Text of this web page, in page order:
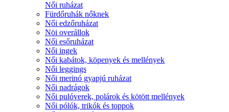
Női ruházat
Fürdőruhák nőknek
Női edzőruházat
Nöi overállok
Női esőruházat
Női ingek
Női kabátok, köpenyek és mellények
Női leggings
Női merinó gyapjú ruházat
Női nadrágok
Női pulóverek, polárok és kötött mellények
Női pólók, trikók és toppok